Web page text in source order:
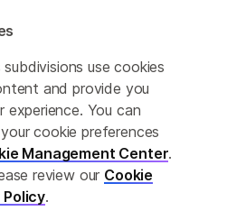
ております。なるべく正確な翻訳を
していますが、完全に正確な翻訳と
reserved.
use cookies
and provide you
experience. You can
cookie preferences
Management Center.
review our Cookie
.